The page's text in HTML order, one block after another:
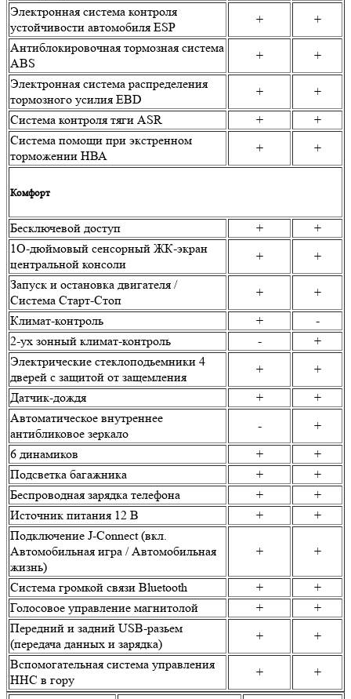
Электронная система контроля
устойчивости автомобиля ESP
+
+
Антиблокировочная тормозная система
ABS
+
+
Электронная система распределения
тормозного усилия EBD
+
+
Система контроля тяги ASR
+
+
Система помощи при экстренном
торможении НВА
+ +
Комфорт
Бесключевой доступ +
+
1О-дюймовый сенсорный ЖК-экран
центральной консоли
+
+
Запуск и остановка двигателя /
Система Старт-Стоп
+
+
Климат-контроль
+
-
2-ух зонный климат-контроль
-
+
Электрические стеклоподьемники 4
дверей с защитой от защемления
+
+
Датчик-дождя
+
+
Автоматическое внутреннее
антибликовое зеркало
-
+
6 динамиков
+
+
Подсветка багажника
+
+
Беспроводная зарядка телефона
+
+
Источник питания 12 В
+
+
Подключение J-Connect (вкл.
Автомобильная игра / Автомобильная
жизнь)
+ +
Система громкой связи Bluetooth +
+
Голосовое управление магнитолой
+
+
Передний и задний USВ-разьем
(передача данных и зарядка)
+
+
Вспомогательная система управления
ННС в гору
+ +